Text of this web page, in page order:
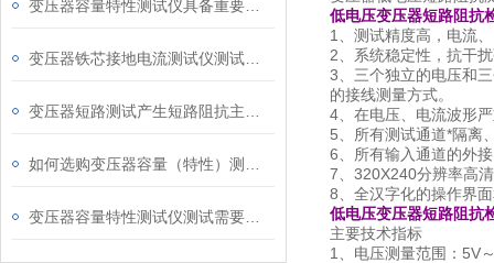
低电压变压器短路阻抗
1、测试精度高，电流
2、系统稳定性，抗干
3、三个独立的电压和
的接线测量方式。
4、在电压、电流波形
5、所有测试通道*隔离
6、所有输入通道的外
7、320X240分辨率高
8、全汉字化的操作界
低电压变压器短路阻抗
主要技术指标
1、电压测量范围：